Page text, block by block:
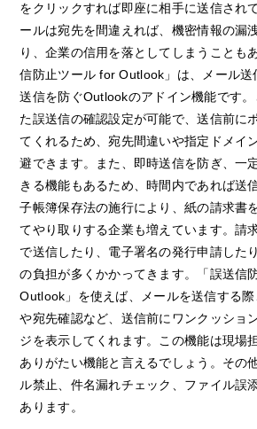
をクリックすれば即座に相手に送信され
ールは宛先を間違えれば、機密情報の漏
り、企業の信用を落としてしまうことも
信防止ツール for Outlook」は、メール送
送信を防ぐOutlookのアドイン機能です
た誤送信の確認設定が可能で、送信前に
てくれるため、宛先間違いや指定ドメイ
避できます。また、即時送信を防ぎ、一
きる機能もあるため、時間内であれば送
子帳簿保存法の施行により、紙の請求書
てやり取りする企業も増えています。請
で送信したり、電子署名の発行申請した
の負担が多くかかってきます。「誤送信
Outlook」を使えば、メールを送信する
や宛先確認など、送信前にワンクッショ
ジを表示してくれます。この機能は現場
ありがたい機能と言えるでしょう。その
ル禁止、件名漏れチェック、ファイル誤
あります。